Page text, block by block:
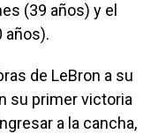
(39 años) y el
años).
de LeBron a su
su primer victoria
a la cancha,